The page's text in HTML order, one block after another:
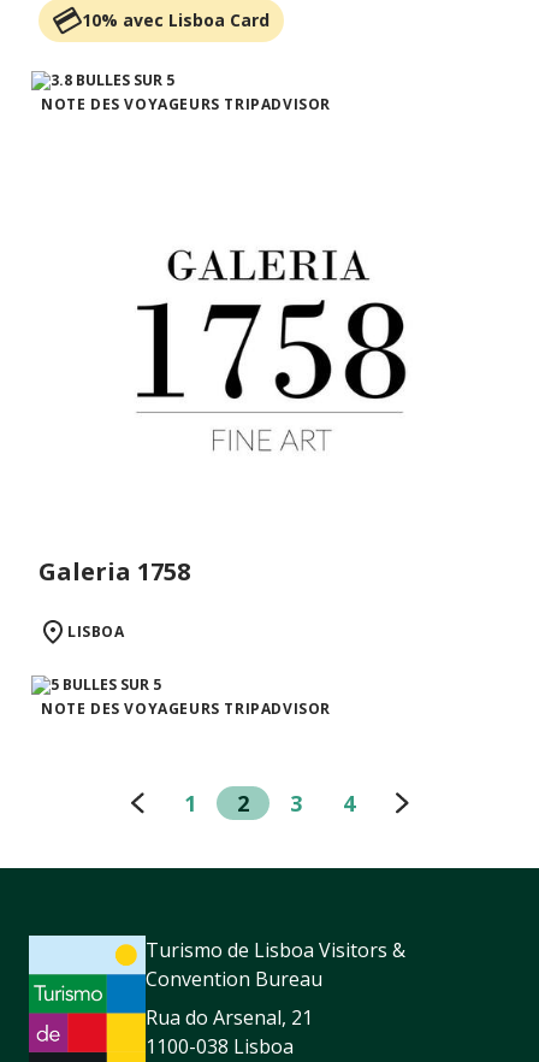
10% avec Lisboa Card
NOTE DES VOYAGEURS TRIPADVISOR
Galeria 1758
LISBOA
NOTE DES VOYAGEURS TRIPADVISOR
1 2 3 4
Turismo de Lisboa Visitors &
Convention Bureau
Rua do Arsenal, 21
1100-038 Lisboa